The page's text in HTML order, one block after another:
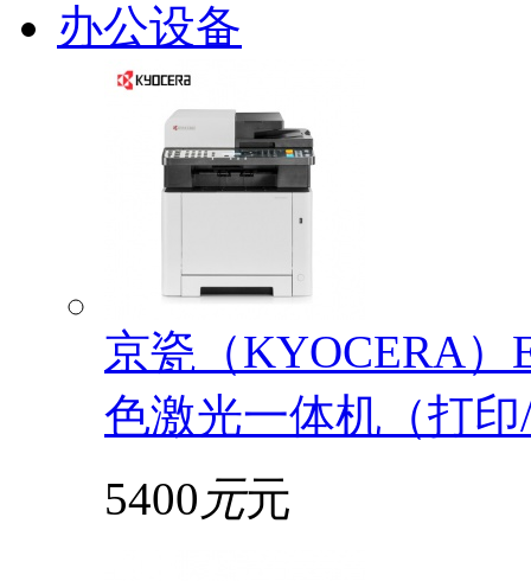
办公设备
京瓷（KYOCERA）
色激光一体机（打
5400 元元